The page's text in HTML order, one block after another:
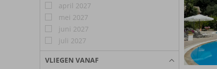
april 2027
mei 2027
juni 2027
juli 2027
VLIEGEN VANAF